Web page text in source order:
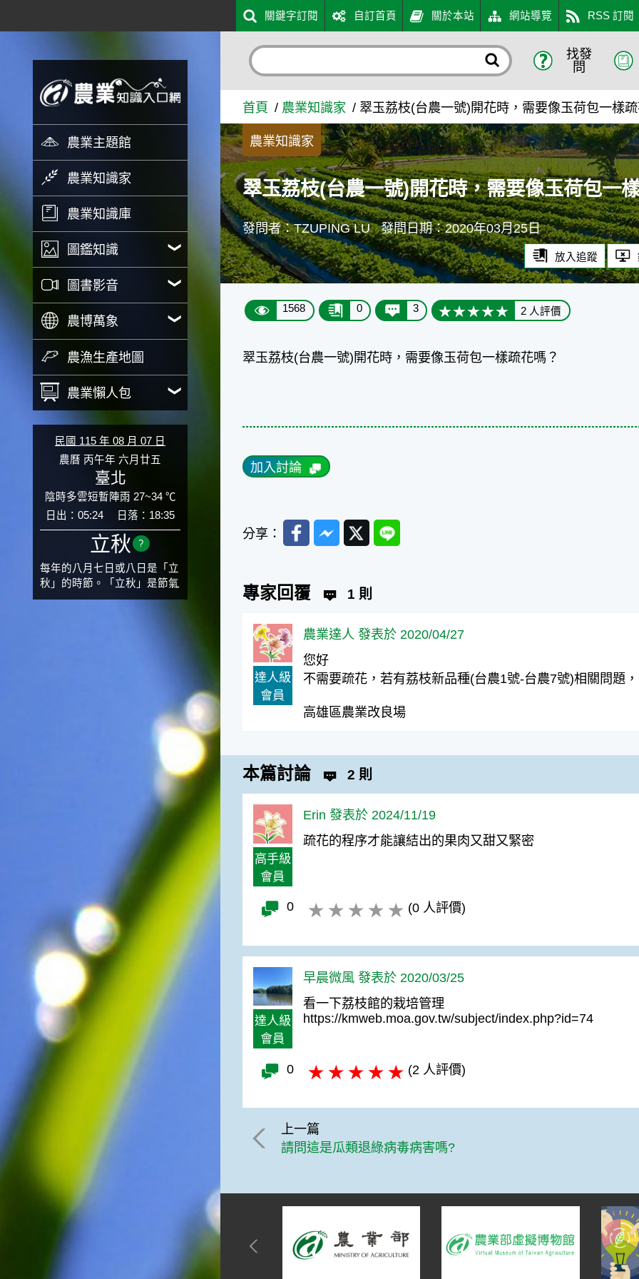
翠玉荔枝(台農一號)開花時，需要像玉荷包一樣疏花嗎
農業主題館
農業知識家
農業知識庫
圖鑑知識
圖書影音
農博萬象
農漁生產地圖
農業懶人包
民國 115 年 08 月 07 日
農曆 丙午年 六月廿五
臺北
陰時多雲短暫陣雨 27~34 ℃
日出：05:24
日落：18:35
立秋 ?
每年的八月七日或八日是「立
秋」的時節。「立秋」是節氣
邁入秋涼的先聲，表示酷熱難
氣小農夫我國以農立國，在大
暑過後，秋天的開始是以「立
趕在立秋前後完成插秧工作，
否則再晚的話，就會影響稻作
的生長。因為二期稻作最怕的
是遇上低溫期，稻子會長不
好，所以選對時機插秧播種是
很重要的。◎節氣小漁夫在這
個時節，台灣周圍海域的水溫
仍然偏高，所以此時的漁獲還
是多屬於暖水魚，例如東部的
海域可以捕獲到鮮美的立翅旗
魚，在高雄外海有小串、烏
賊，澎湖附近則有鰆、蝦可以
捕獲。◎節氣小園丁這個節氣
是龍眼的盛產期，「龍眼」是
一般家庭在喜慶時常選用的水
果。在民間，人們相信吃了龍
眼肉，子孫會做大官，而且龍
眼又稱為「福圓」，所以有句
俗諺是這麼說的：「食福圓生
子生孫中狀元」，可見龍眼在
民間流傳的說法中是種有「福
氣」的水果喔！◎節氣生活在
這個節氣裡，最重要的節日就
是八月八日的父親節了。或許
因為父親節不一定逢到星期日
的關係，父親節在感覺上似乎
沒有母親節來得熱絡。不過，
父親為家庭付出的辛苦與努力
可不亞於母親喔！小朋友應該
趁著一年一度的父親節，對爸
爸表達出心中的敬重與關愛，
相信平日辛勞的爸爸知道你的
心意後，一定會非常高興的。
關鍵字訂閱 自訂首頁 關於本站 網站導覽 RSS 訂閱
找發
問
首頁 農業知識家 翠玉荔枝(台農一號)開花時，需要像玉荷包一樣
農業知識家
翠玉荔枝(台農一號)開花時，需要像玉荷包一
發問者：TZUPING LU 發問日期：2020年03月25日
放入追蹤
1568 0 3 2 人評價
翠玉荔枝(台農一號)開花時，需要像玉荷包一樣疏花嗎？
加入討論
分享：
FacebookMessenger
TwitterLine
專家回覆 1 則
達人級
會員
農業達人 發表於 2020/04/27
您好
不需要疏花，若有荔枝新品種(台農1號-台農7號)相關問題
高雄區農業改良場
本篇討論 2 則
高手級
會員
Erin 發表於 2024/11/19
疏花的程序才能讓結出的果肉又甜又緊密
0 (0 人評價)
達人級
會員
早晨微風 發表於 2020/03/25
看一下荔枝館的栽培管理
https://kmweb.moa.gov.tw/subject/index.php?id=74
0 (2 人評價)
上一篇
請問這是瓜類退綠病毒病害嗎?